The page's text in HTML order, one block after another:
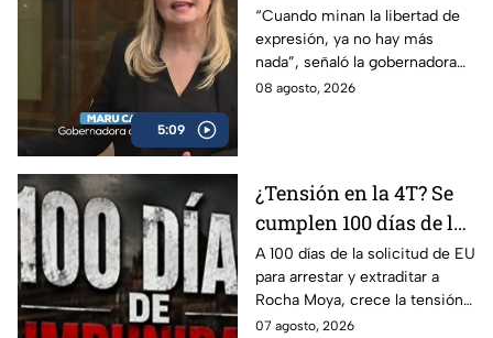
5:09
conozcan la realidad
del país, por eso
quieren regular a los
medios: Maru Campos
“Cuando minan la libertad de
expresión, ya no hay más
nada”, señaló la gobernadora
de Chihuahua, Maru Campos,
08 agosto, 2026
¿Tensión en la 4T? Se
cumplen 100 días de la
solicitud de EU para
arrestar y extraditar a
Rocha Moya
A 100 días de la solicitud de EU
para arrestar y extraditar a
Rocha Moya, crece la tensión
en la 4T por la acusación por
07 agosto, 2026